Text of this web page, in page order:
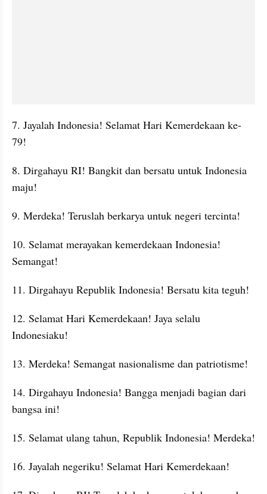
7. Jayalah Indonesia! Selamat Hari Kemerdekaan ke-
79!
8. Dirgahayu RI! Bangkit dan bersatu untuk Indonesia
maju!
9. Merdeka! Teruslah berkarya untuk negeri tercinta!
10. Selamat merayakan kemerdekaan Indonesia!
Semangat!
11. Dirgahayu Republik Indonesia! Bersatu kita teguh!
12. Selamat Hari Kemerdekaan! Jaya selalu
Indonesiaku!
13. Merdeka! Semangat nasionalisme dan patriotisme!
14. Dirgahayu Indonesia! Bangga menjadi bagian dari
bangsa ini!
15. Selamat ulang tahun, Republik Indonesia! Merdeka!
16. Jayalah negeriku! Selamat Hari Kemerdekaan!